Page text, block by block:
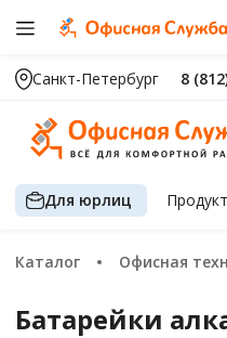
Санкт-Петербург 8
Для юрлиц
Каталог Офисная
Батарейки